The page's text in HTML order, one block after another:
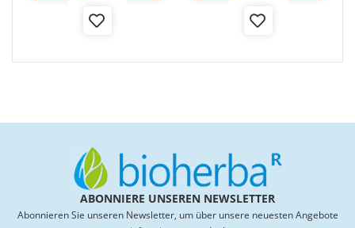
Add
Add
ABONNIERE UNSEREN NEWSLETTER
Abonnieren Sie unseren Newsletter, um über unsere neuesten Angebote